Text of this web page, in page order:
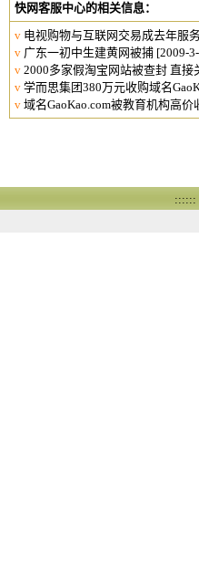
快网客服中心的相关信息：
v 电视购物与互联网交易成去年服
v 广东一初中生建黄网被捕 [2009-
v 2000多家假淘宝网站被查封 直接
v 学而思集团380万元收购域名
v 域名GaoKao.com被教育机构高价
::::::